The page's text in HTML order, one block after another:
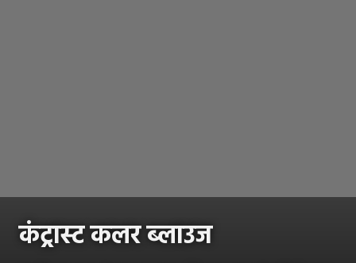
कंट्रास्ट कलर ब्लाउज